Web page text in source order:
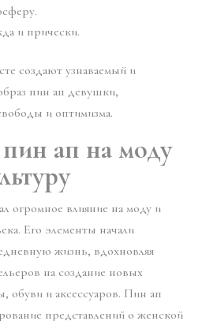
и прически.
создают узнаваемый и
пин ап девушки,
и оптимизма.
ап на моду
огромное влияние на моду и
Его элементы начали
жизнь, вдохновляя
на создание новых
обуви и аксессуаров. Пин ап
представлений о женской